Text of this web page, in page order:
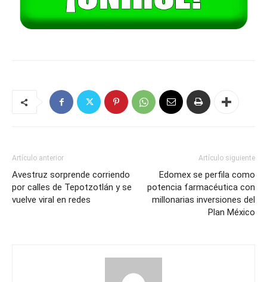
Artículo anterior
Avestruz sorprende corriendo
por calles de Tepotzotlán y se
vuelve viral en redes
Artículo siguiente
Edomex se perfila como
potencia farmacéutica con
millonarias inversiones del
Plan México